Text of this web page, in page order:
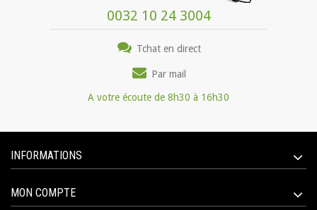
0032 10 24 3004
Tchat en direct
Par mail
A votre écoute de 8h30 à 16h30
INFORMATIONS
MON COMPTE